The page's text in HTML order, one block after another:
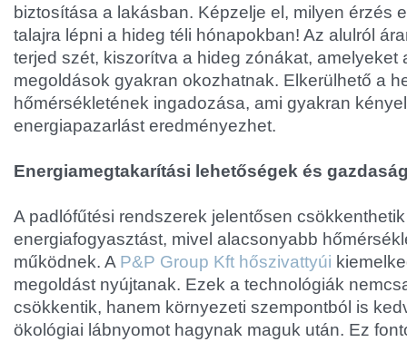
biztosítása a lakásban. Képzelje el, milyen érzés
talajra lépni a hideg téli hónapokban! Az alulról
terjed szét, kiszorítva a hideg zónákat, amelyeket
megoldások gyakran okozhatnak. Elkerülhető a
hőmérsékletének ingadozása, ami gyakran
energiapazarlást eredményezhet.
Energiamegtakarítási lehetőségek és
A padlófűtési rendszerek jelentősen
energiafogyasztást, mivel alacsonyabb
működnek. A P&P Group Kft hőszivattyúi
megoldást nyújtanak. Ezek a technológiák
csökkentik, hanem környezeti szempontból is
ökológiai lábnyomot hagynak maguk után. Ez